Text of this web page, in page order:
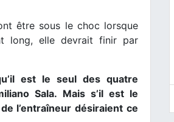
être sous le choc lorsque
long, elle devrait finir par
est le seul des quatre
Sala. Mais s’il est le
l’entraîneur désiraient ce